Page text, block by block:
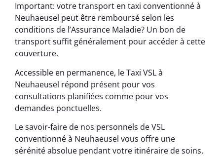
Important: votre transport en taxi conventionné à
Neuhaeusel peut être remboursé selon les
conditions de l’Assurance Maladie? Un bon de
transport suffit généralement pour accéder à cette
couverture.
Accessible en permanence, le Taxi VSL à
Neuhaeusel répond présent pour vos
consultations planifiées comme pour vos
demandes ponctuelles.
Le savoir-faire de nos personnels de VSL
conventionné à Neuhaeusel vous offre une
sérénité absolue pendant votre itinéraire de soins.